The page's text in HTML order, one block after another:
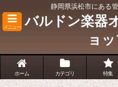
静岡県浜松市にある
メニュー
バルドン楽器
ョ
ホーム カテゴリ 特集